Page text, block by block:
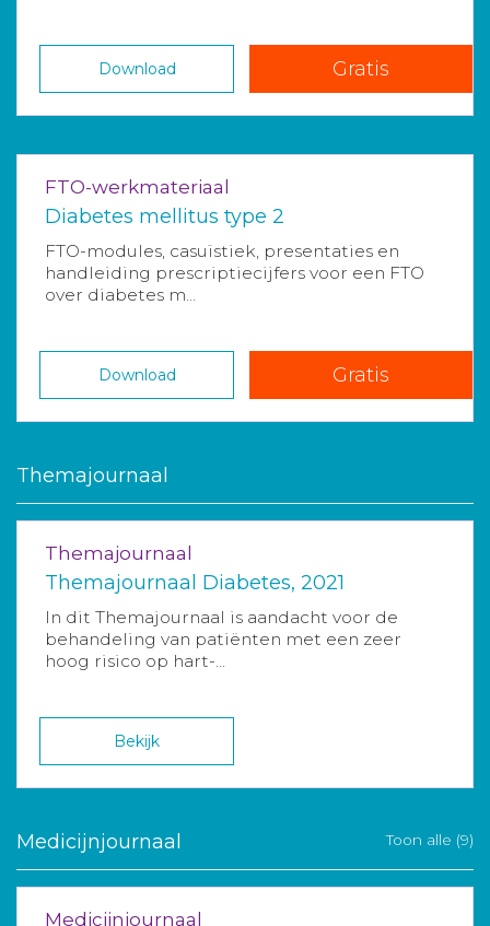
Download Gratis
FTO-werkmateriaal
Diabetes mellitus type 2
FTO-modules, casuïstiek, presentaties en
handleiding prescriptiecijfers voor een FTO
over diabetes m...
Download Gratis
Themajournaal
Themajournaal
Themajournaal Diabetes, 2021
In dit Themajournaal is aandacht voor de
behandeling van patiënten met een zeer
hoog risico op hart-...
Bekijk
Medicijnjournaal Toon alle (9)
Medicijnjournaal